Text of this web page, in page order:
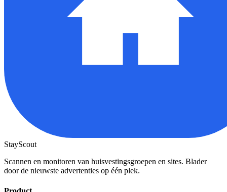
StayScout
Scannen en monitoren van huisvestingsgroepen en sites. Blader
door de nieuwste advertenties op één plek.